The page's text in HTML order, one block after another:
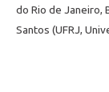
do Rio de Janeiro,
Santos (UFRJ,